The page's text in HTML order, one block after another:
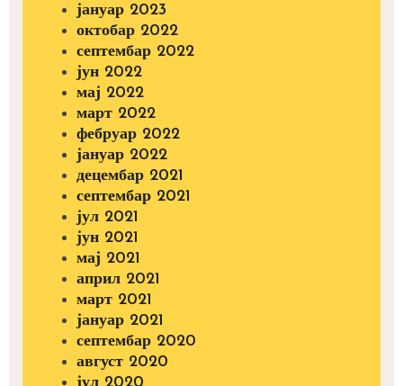
јануар 2023
октобар 2022
септембар 2022
јун 2022
мај 2022
март 2022
фебруар 2022
јануар 2022
децембар 2021
септембар 2021
јул 2021
јун 2021
мај 2021
април 2021
март 2021
јануар 2021
септембар 2020
август 2020